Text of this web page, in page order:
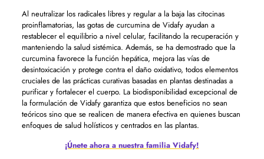
Al neutralizar los radicales libres y regular a la baja las citocinas
proinflamatorias, las gotas de curcumina de Vidafy ayudan a
restablecer el equilibrio a nivel celular, facilitando la recuperación y
manteniendo la salud sistémica. Además, se ha demostrado que la
curcumina favorece la función hepática, mejora las vías de
desintoxicación y protege contra el daño oxidativo, todos elementos
cruciales de las prácticas curativas basadas en plantas destinadas a
purificar y fortalecer el cuerpo. La biodisponibilidad excepcional de
la formulación de Vidafy garantiza que estos beneficios no sean
teóricos sino que se realicen de manera efectiva en quienes buscan
enfoques de salud holísticos y centrados en las plantas.
¡Únete ahora a nuestra familia Vidafy!